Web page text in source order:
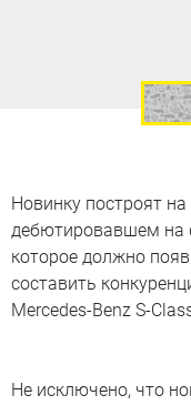
Новинку построят
дебютировавшем на
которое должно
составить
Mercedes-Benz S-
Не исключено, что